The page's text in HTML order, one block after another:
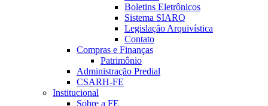
Boletins Eletrônicos
Sistema SIARQ
Legislação Arquivística
Contato
Compras e Finanças
Patrimônio
Administração Predial
CSARH-FE
Institucional
Sobre a FE